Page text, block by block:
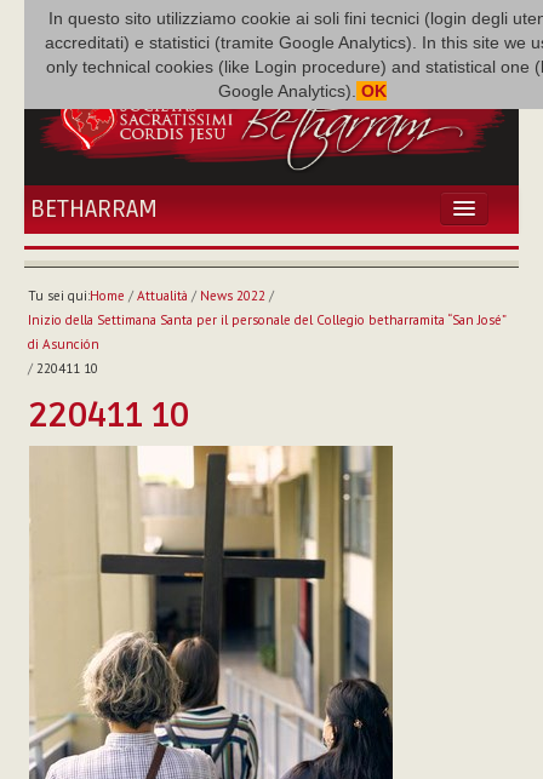
In questo sito utilizziamo cookie ai soli fini tecnici (login degli
accreditati) e statistici (tramite Google Analytics). In this site we
only technical cookies (like Login procedure) and statistical one
Google Analytics). OK
BETHARRAM
HOME
BÉTHARRAM
FAMIGLIA
MISSIONE
NEF
MEDIATECA
P. AUGUSTO ETCHECOPAR
Tu sei qui:Home / Attualità / News 2022 /
Inizio della Settimana Santa per il personale del Collegio betharramita “San José”
di Asunción
/ 220411 10
220411 10